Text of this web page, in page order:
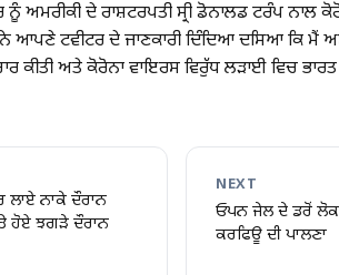
ਨੂੰ ਅਮਰੀਕੀ ਦੇ ਰਾਸ਼ਟਰਪਤੀ ਸ੍ਰੀ ਡੋਨਾਲਡ ਟਰੰਪ ਨਾਲ
ਨੇ ਆਪਣੇ ਟਵੀਟਰ ਦੇ ਜਾਣਕਾਰੀ ਦਿੰਦਿਆ ਦਸਿਆ ਕਿ ਮੈਂ
ਕੀਤੀ ਅਤੇ ਕੋਰੋਨਾ ਵਾਇਰਸ ਵਿਰੁੱਧ ਲੜਾਈ ਵਿਚ
ਨਾਕੇ ਦੌਰਾਨ
ਹੋਏ ਝਗੜੇ ਦੌਰਾਨ
NEXT
ਓਪਨ ਜੇਲ ਦੇ ਡਰੋਂ
ਕਰਫਿਊ ਦੀ ਪਾਲਣਾ